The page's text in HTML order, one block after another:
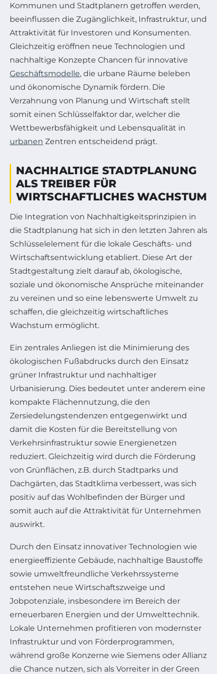
Kommunen und Stadtplanern getroffen werden,
beeinflussen die Zugänglichkeit, Infrastruktur, und
Attraktivität für Investoren und Konsumenten.
Gleichzeitig eröffnen neue Technologien und
nachhaltige Konzepte Chancen für innovative
Geschäftsmodelle, die urbane Räume beleben
und ökonomische Dynamik fördern. Die
Verzahnung von Planung und Wirtschaft stellt
somit einen Schlüsselfaktor dar, welcher die
Wettbewerbsfähigkeit und Lebensqualität in
urbanen Zentren entscheidend prägt.
NACHHALTIGE STADTPLANUNG
ALS TREIBER FÜR
WIRTSCHAFTLICHES WACHSTUM
Die Integration von Nachhaltigkeitsprinzipien in
die Stadtplanung hat sich in den letzten Jahren als
Schlüsselelement für die lokale Geschäfts- und
Wirtschaftsentwicklung etabliert. Diese Art der
Stadtgestaltung zielt darauf ab, ökologische,
soziale und ökonomische Ansprüche miteinander
zu vereinen und so eine lebenswerte Umwelt zu
schaffen, die gleichzeitig wirtschaftliches
Wachstum ermöglicht.
Ein zentrales Anliegen ist die Minimierung des
ökologischen Fußabdrucks durch den Einsatz
grüner Infrastruktur und nachhaltiger
Urbanisierung. Dies bedeutet unter anderem eine
kompakte Flächennutzung, die den
Zersiedelungstendenzen entgegenwirkt und
damit die Kosten für die Bereitstellung von
Verkehrsinfrastruktur sowie Energienetzen
reduziert. Gleichzeitig wird durch die Förderung
von Grünflächen, z.B. durch Stadtparks und
Dachgärten, das Stadtklima verbessert, was sich
positiv auf das Wohlbefinden der Bürger und
somit auch auf die Attraktivität für Unternehmen
auswirkt.
Durch den Einsatz innovativer Technologien wie
energieeffiziente Gebäude, nachhaltige Baustoffe
sowie umweltfreundliche Verkehrssysteme
entstehen neue Wirtschaftszweige und
Jobpotenziale, insbesondere im Bereich der
erneuerbaren Energien und der Umwelttechnik.
Lokale Unternehmen profitieren von modernster
Infrastruktur und von Förderprogrammen,
während große Konzerne wie Siemens oder Allianz
die Chance nutzen, sich als Vorreiter in der Green